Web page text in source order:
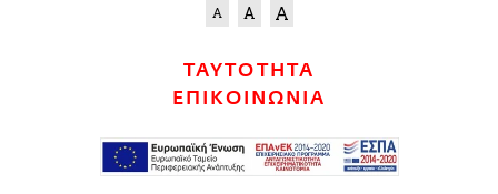
ΤΑΥΤΟΤΗΤΑ
ΕΠΙΚΟΙΝΩΝΙΑ